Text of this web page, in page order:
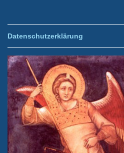
Datenschutzerklärung